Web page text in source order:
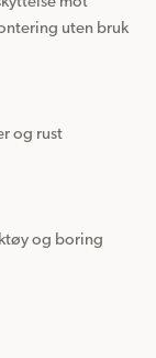
uten bruk
og rust
og boring